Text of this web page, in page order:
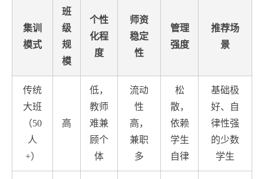
集训
模式
班
级
规
模
个性
化程
度
师资
稳定
性
管理
强度
推荐场
景
传统
大班
（50
人
+）
高
低，
教师
难兼
顾个
体
流动
性
高，
兼职
多
松
散，
依赖
学生
自律
基础极
好、自
律性强
的少数
学生